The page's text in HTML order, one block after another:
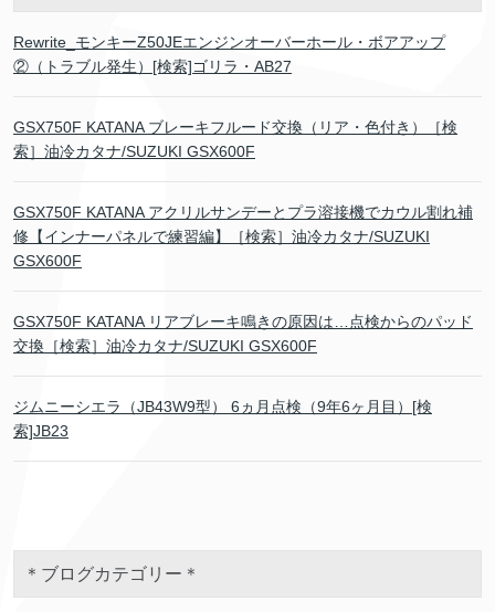
Rewrite_モンキーZ50JEエンジンオーバーホール・ボアアップ
②（トラブル発生）[検索]ゴリラ・AB27
GSX750F KATANA ブレーキフルード交換（リア・色付き）［検
索］油冷カタナ/SUZUKI GSX600F
GSX750F KATANA アクリルサンデーとプラ溶接機でカウル割れ補
修【インナーパネルで練習編】［検索］油冷カタナ/SUZUKI
GSX600F
GSX750F KATANA リアブレーキ鳴きの原因は…点検からのパッド
交換［検索］油冷カタナ/SUZUKI GSX600F
ジムニーシエラ（JB43W9型） 6ヵ月点検（9年6ヶ月目）[検
索]JB23
＊ブログカテゴリー＊